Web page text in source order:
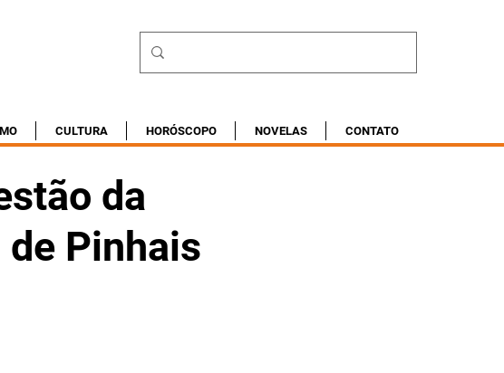
CULTURA HORÓSCOPO NOVELAS CONTATO
da
Pinhais